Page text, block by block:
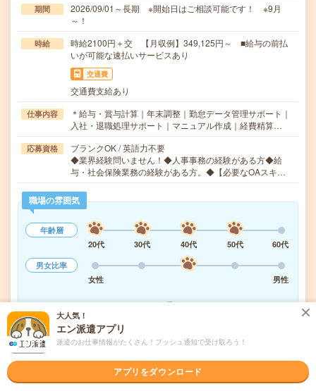
期間
2026/09/01～長期 ※開始日はご相談可能です！ ※9月
～！
時給
時給2100円＋交 【月収例】349,125円～ ■給与の前払
いが可能な速払いサービスあり
交通費
交通費支給あり
仕事内容
＊給与・賞与計算｜年末調整｜勤怠データ管理サポート｜
入社・退職処理サポート｜マニュアル作成｜経費精算…
応募資格
ブランクOK / 英語力不要
◆業界経験問いません！◆人事事務の経験がある方◆給
与・社会保険業務の経験がある方。◆【必要なOAスキ…
職場の雰囲気
年齢層
20代
30代 40代 50代
60代
男女比率
女性
男性
もっと見る
気になる! 応募へ進む 詳しく見る
派遣会社 株式会社スタッフサービス
大人気！
エン派遣アプリ
派遣のお仕事情報がたくさん！プッシュ通知で受け取ろう！
アプリをダウンロード